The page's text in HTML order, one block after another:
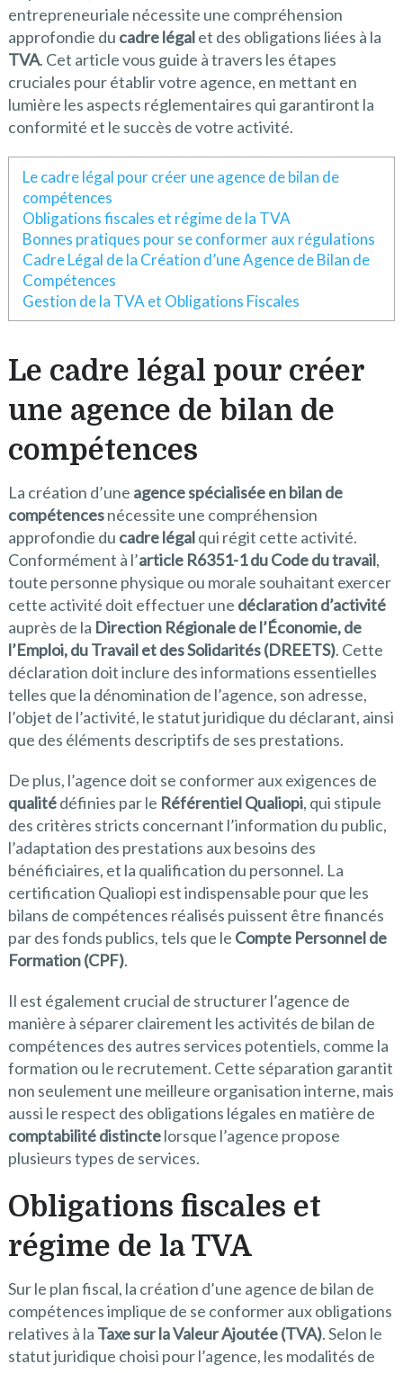
entrepreneuriale nécessite une compréhension
approfondie du cadre légalet des obligations liées à la
TVA. Cet article vous guide à travers les étapes
cruciales pour établir votre agence, en mettant en
lumière les aspects réglementaires qui garantiront la
conformité et le succès de votre activité.
Le cadre légal pour créer une agence de bilan de
compétences
Obligations fiscales et régime de la TVA
Bonnes pratiques pour se conformer aux régulations
Cadre Légal de la Création d’une Agence de Bilan de
Compétences
Gestion de la TVA et Obligations Fiscales
Le cadre légal pour créer
une agence de bilan de
compétences
La création d’une agence spécialisée en bilan de
compétencesnécessite une compréhension
approfondie du cadre légalqui régit cette activité.
Conformément à l’article R6351-1 du Code du travail,
toute personne physique ou morale souhaitant exercer
cette activité doit effectuer une déclaration d’activité
auprès de la Direction Régionale de l’Économie, de
l’Emploi, du Travail et des Solidarités (DREETS). Cette
déclaration doit inclure des informations essentielles
telles que la dénomination de l’agence, son adresse,
l’objet de l’activité, le statut juridique du déclarant, ainsi
que des éléments descriptifs de ses prestations.
De plus, l’agence doit se conformer aux exigences de
qualitédéfinies par le Référentiel Qualiopi, qui stipule
des critères stricts concernant l’information du public,
l’adaptation des prestations aux besoins des
bénéficiaires, et la qualification du personnel. La
certification Qualiopi est indispensable pour que les
bilans de compétences réalisés puissent être financés
par des fonds publics, tels que le Compte Personnel de
Formation (CPF).
Il est également crucial de structurer l’agence de
manière à séparer clairement les activités de bilan de
compétences des autres services potentiels, comme la
formation ou le recrutement. Cette séparation garantit
non seulement une meilleure organisation interne, mais
aussi le respect des obligations légales en matière de
comptabilité distinctelorsque l’agence propose
plusieurs types de services.
Obligations fiscales et
régime de la TVA
Sur le plan fiscal, la création d’une agence de bilan de
compétences implique de se conformer aux obligations
relatives à la Taxe sur la Valeur Ajoutée (TVA). Selon le
statut juridique choisi pour l’agence, les modalités de